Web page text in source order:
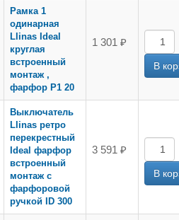
Рамка 1
одинарная
Llinas Ideal
круглая
встроенный
монтаж ,
фарфор Р1 20
1 301 ₽
Выключатель
Llinas ретро
перекрестный
Ideal фарфор
встроенный
монтаж с
фарфоровой
ручкой ID 300
3 591 ₽